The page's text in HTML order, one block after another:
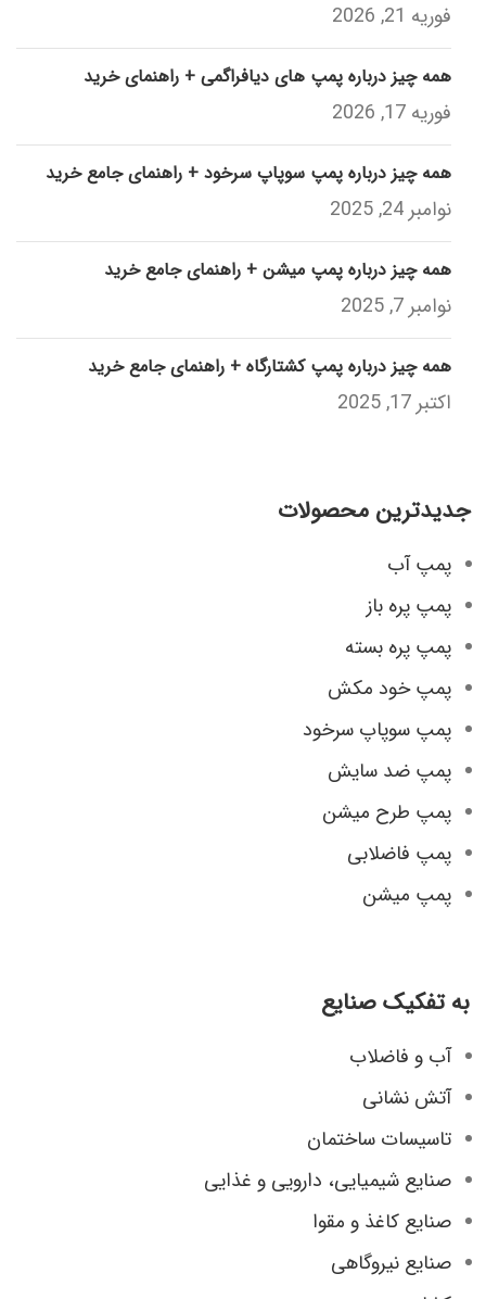
فوریه 21, 2026
همه چیز درباره پمپ های دیافراگمی + راهنمای خرید
فوریه 17, 2026
همه چیز درباره پمپ سوپاپ سرخود + راهنمای جامع خرید
نوامبر 24, 2025
همه چیز درباره پمپ میشن + راهنمای جامع خرید
نوامبر 7, 2025
همه چیز درباره پمپ کشتارگاه + راهنمای جامع خرید
اکتبر 17, 2025
جدیدترین محصولات
پمپ آب
پمپ پره باز
پمپ پره بسته
پمپ خود مکش
پمپ سوپاپ سرخود
پمپ ضد سایش
پمپ طرح میشن
پمپ فاضلابی
پمپ میشن
به تفکیک صنایع
آب و فاضلاب
آتش نشانی
تاسیسات ساختمان
صنایع شیمیایی، دارویی و غذایی
صنایع کاغذ و مقوا
صنایع نیروگاهی